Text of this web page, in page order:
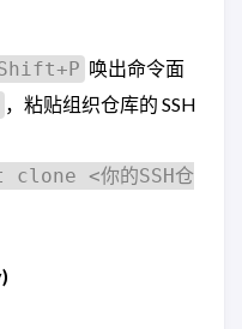
唤出命令面
，粘贴组织仓库的 SSH
<你的SSH仓